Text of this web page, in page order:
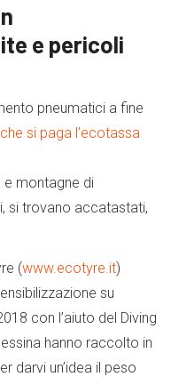
e pericoli
pneumatici a fine
si paga l’ecotassa
montagne di
si trovano accatastati,
(www.ecotyre.it)
su
con l’aiuto del Diving
hanno raccolto in
darvi un’idea il peso